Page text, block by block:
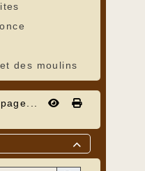
des moulins
